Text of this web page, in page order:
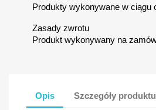
Produkty wykonywane w ciągu
Zasady zwrotu
Produkt wykonywany na
Opis Szczegóły produktu